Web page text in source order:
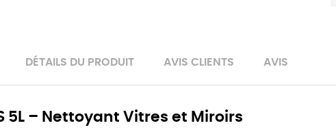
DÉTAILS DU PRODUIT AVIS CLIENTS AVIS
5L – Nettoyant Vitres et Miroirs